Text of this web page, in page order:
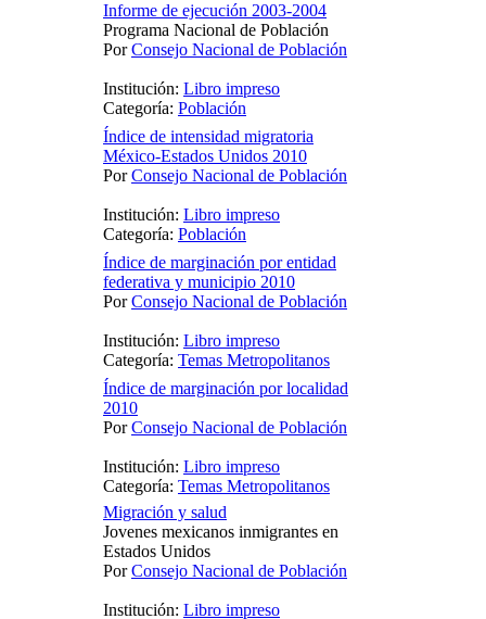
Informe de ejecución 2003-2004
Programa Nacional de Población
PorConsejo Nacional de Población
Institución: Libro impreso
Categoría: Población
Índice de intensidad migratoria
México-Estados Unidos 2010
PorConsejo Nacional de Población
Institución: Libro impreso
Categoría: Población
Índice de marginación por entidad
federativa y municipio 2010
PorConsejo Nacional de Población
Institución: Libro impreso
Categoría: Temas Metropolitanos
Índice de marginación por localidad
2010
PorConsejo Nacional de Población
Institución: Libro impreso
Categoría: Temas Metropolitanos
Migración y salud
Jovenes mexicanos inmigrantes en
Estados Unidos
PorConsejo Nacional de Población
Institución: Libro impreso